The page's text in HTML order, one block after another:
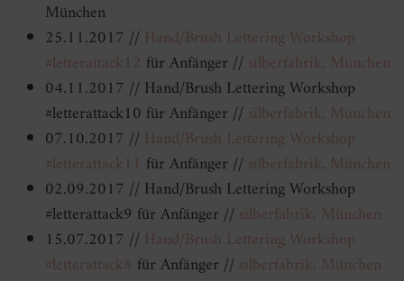
München
25.11.2017 // Hand/Brush Lettering Workshop
#letterattack12 für Anfänger // silberfabrik, München
04.11.2017 // Hand/Brush Lettering Workshop
#letterattack10 für Anfänger // silberfabrik, München
07.10.2017 // Hand/Brush Lettering Workshop
#letterattack11 für Anfänger // silberfabrik, München
02.09.2017 // Hand/Brush Lettering Workshop
#letterattack9 für Anfänger // silberfabrik, München
15.07.2017 // Hand/Brush Lettering Workshop
#letterattack8 für Anfänger // silberfabrik, München